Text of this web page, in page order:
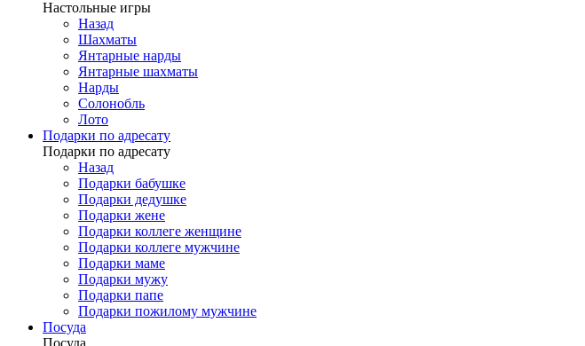
Настольные игры
Назад
Шахматы
Янтарные нарды
Янтарные шахматы
Нарды
Солонобль
Лото
Подарки по адресату
Подарки по адресату
Назад
Подарки бабушке
Подарки дедушке
Подарки жене
Подарки коллеге женщине
Подарки коллеге мужчине
Подарки маме
Подарки мужу
Подарки папе
Подарки пожилому мужчине
Посуда
Посуда